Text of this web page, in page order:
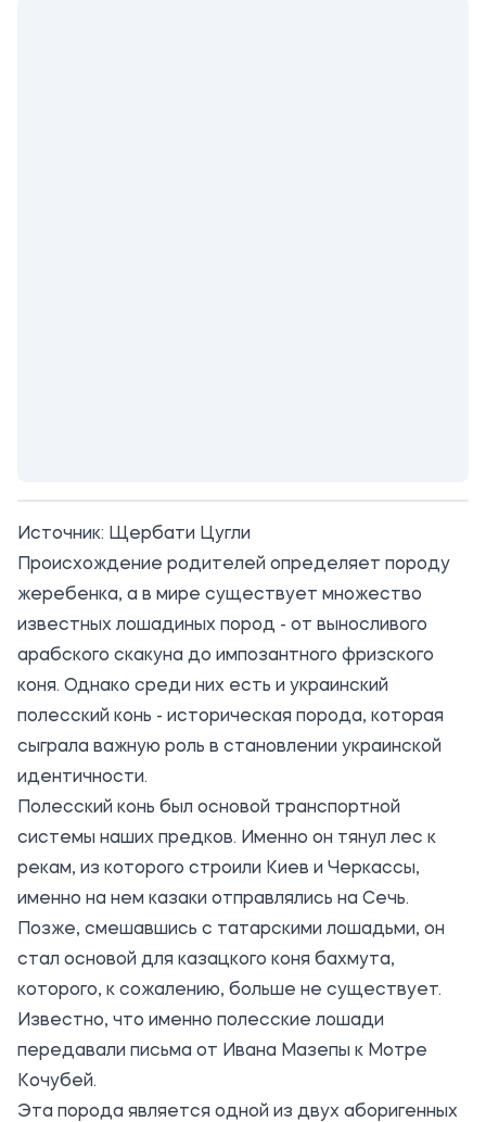
Источник: Щербати Цугли
Происхождение родителей определяет породу
жеребенка, а в мире существует множество
известных лошадиных пород - от выносливого
арабского скакуна до импозантного фризского
коня. Однако среди них есть и украинский
полесский конь - историческая порода, которая
сыграла важную роль в становлении украинской
идентичности.
Полесский конь был основой транспортной
системы наших предков. Именно он тянул лес к
рекам, из которого строили Киев и Черкассы,
именно на нем казаки отправлялись на Сечь.
Позже, смешавшись с татарскими лошадьми, он
стал основой для казацкого коня бахмута,
которого, к сожалению, больше не существует.
Известно, что именно полесские лошади
передавали письма от Ивана Мазепы к Мотре
Кочубей.
Эта порода является одной из двух аборигенных